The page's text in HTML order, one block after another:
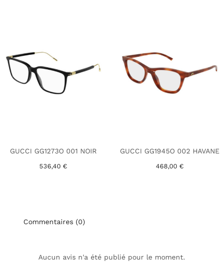
GUCCI GG1273O 001 NOIR
536,40 €
GUCCI GG1945O 002 HAVANE
468,00 €
Commentaires (0)
Aucun avis n'a été publié pour le moment.